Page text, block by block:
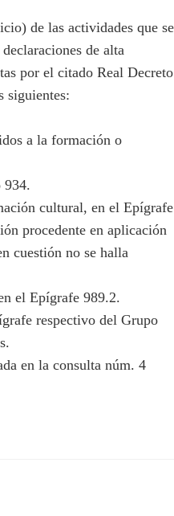
de las actividades que se
de alta
por el citado Real Decreto
siguientes:
a la formación o
934.
cultural, en el Epígrafe
procedente en aplicación
cuestión no se halla
el Epígrafe 989.2.
respectivo del Grupo
en la consulta núm. 4